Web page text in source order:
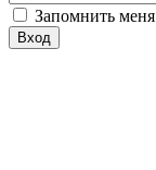
Запомнить меня
Вход